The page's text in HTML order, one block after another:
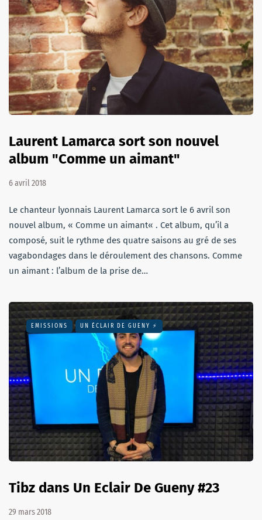
Laurent Lamarca sort son nouvel
album "Comme un aimant"
6 avril 2018
Le chanteur lyonnais Laurent Lamarca sort le 6 avril son
nouvel album, « Comme un aimant« . Cet album, qu’il a
composé, suit le rythme des quatre saisons au gré de ses
vagabondages dans le déroulement des chansons. Comme
un aimant : l’album de la prise de…
EMISSIONS UN ÉCLAIR DE GUENY ⚡️
Tibz dans Un Eclair De Gueny #23
29 mars 2018